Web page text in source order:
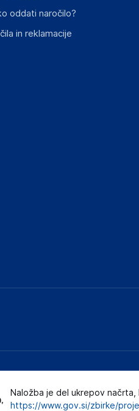
z določenim
oddati naročilo?
in reklamacije
Naložba je del ukrepov načrta,
https://www.gov.si/zbirke/